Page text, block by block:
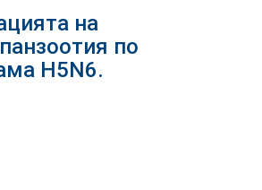
на
по
H5N6.